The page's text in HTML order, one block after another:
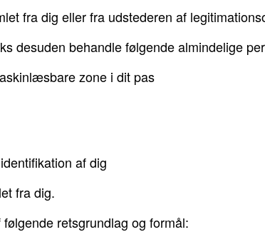
fra dig eller fra udstederen af
desuden behandle følgende almindelige
zone i dit pas
af dig
fra dig.
retsgrundlag og formål: